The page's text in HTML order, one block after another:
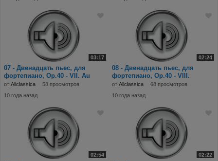
03:17
07 - Двенадцать пьес, для
фортепиано, Op.40 - VII. Au
village.mp3
от Allclassica
58 просмотров
10 года назад
02:24
08 - Двенадцать пьес, для
фортепиано, Op.40 - VIII.
Walzer.mp3
от Allclassica
68 просмотров
10 года назад
02:54 02:22